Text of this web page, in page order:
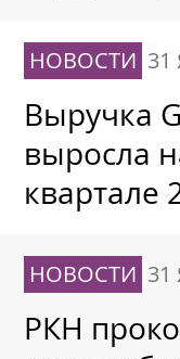
НОВОСТИ 31
Выручка
выросла
квартале
НОВОСТИ 31
РКН